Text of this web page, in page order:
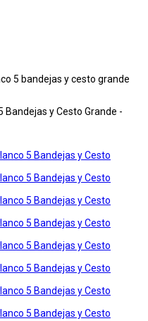
5 bandejas y cesto grande